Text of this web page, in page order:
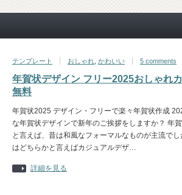
テンプレート おしゃれ かわいい 5 comments
年賀状デザイン フリー2025おしゃれ
無料
年賀状2025 デザイン・フリーで楽々年賀状作成
な年賀状デザインで新年のご挨拶をしますか？ 年
と言えば、昔は和風なフォーマルなものが主流でし
はどちらかと言えばカジュアルデザ…
詳細を見る